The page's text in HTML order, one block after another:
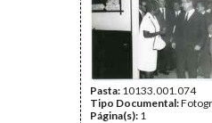
Pasta: 10133.001.074
Tipo Documental:
Página(s): 1